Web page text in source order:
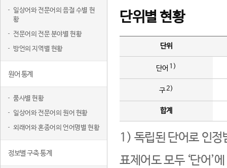
일상어와 전문어의 음절 수별 현
황
전문어의 전문 분야별 현황
방언의 지역별 현황
원어 통계
품사별 현황
일상어와 전문어의 원어 현황
외래어와 혼종어의 언어명별 현황
정보별 구축 통계
단위별 현황
단위
단어 1)
구2)
합계
1) 독립된 단어로 인정
표제어도 모두 ‘단어’